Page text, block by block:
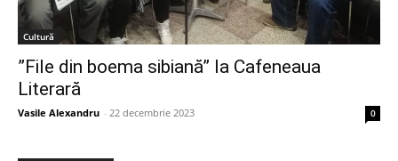
Cultură
”File din boema sibiană” la Cafeneaua
Literară
Vasile Alexandru - 22 decembrie 2023 0